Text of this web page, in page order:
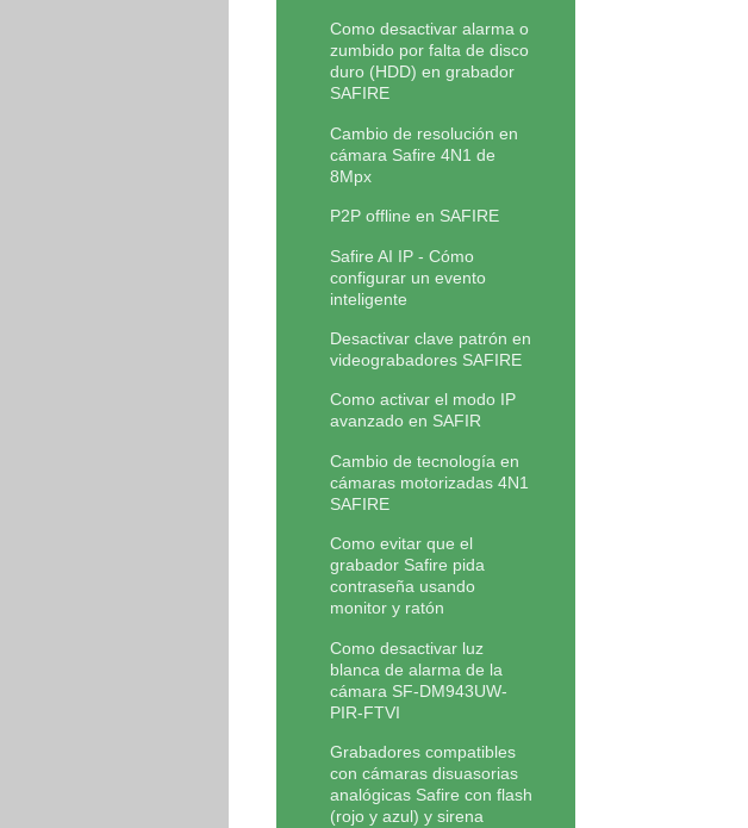
Como desactivar alarma o
zumbido por falta de disco
duro (HDD) en grabador
SAFIRE
Cambio de resolución en
cámara Safire 4N1 de
8Mpx
P2P offline en SAFIRE
Safire AI IP - Cómo
configurar un evento
inteligente
Desactivar clave patrón en
videograbadores SAFIRE
Como activar el modo IP
avanzado en SAFIR
Cambio de tecnología en
cámaras motorizadas 4N1
SAFIRE
Como evitar que el
grabador Safire pida
contraseña usando
monitor y ratón
Como desactivar luz
blanca de alarma de la
cámara SF-DM943UW-
PIR-FTVI
Grabadores compatibles
con cámaras disuasorias
analógicas Safire con flash
(rojo y azul) y sirena